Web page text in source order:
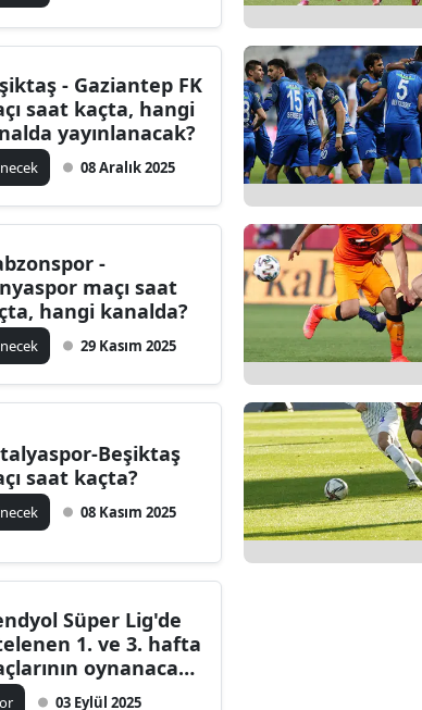
Denizli
Erzincan
Giresun
Gümüşhane
Isparta
- Gaziantep FK
saat kaçta, hangi
yayınlanacak?
08 Aralık 2025
-
maçı saat
hangi kanalda?
29 Kasım 2025
Beşiktaş
saat kaçta?
08 Kasım 2025
Süper Lig'de
1. ve 3. hafta
oynanacağı
belli oldu
03 Eylül 2025